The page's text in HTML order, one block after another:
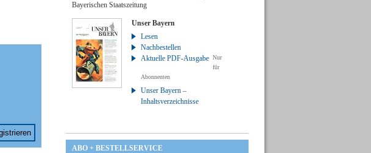
Bayerischen Staatszeitung
Unser Bayern
Lesen
Nachbestellen
Aktuelle PDF-Ausgabe Nur
für
Abonnenten
Unser Bayern –
Inhaltsverzeichnisse
ABO + BESTELLSERVICE